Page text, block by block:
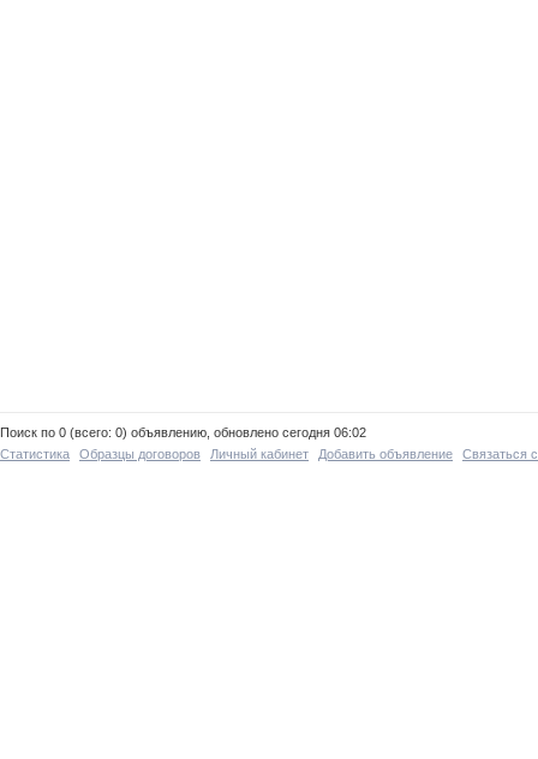
Поиск по 0 (всего: 0) объявлению, обновлено сегодня 06:02
Статистика
Образцы договоров Личный кабинет Добавить объявление Связаться